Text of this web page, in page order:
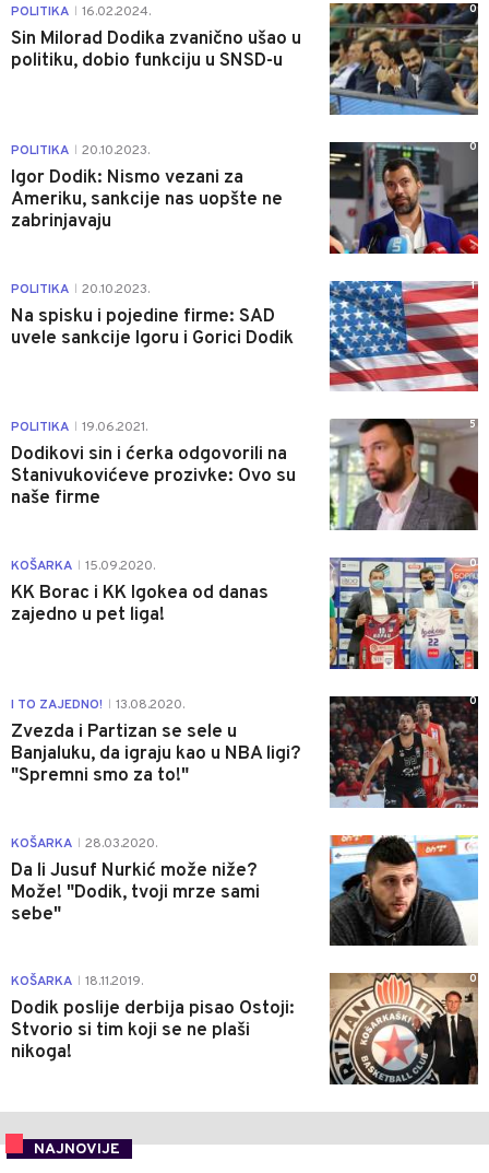
POLITIKA 16.02.2024.
Sin Milorad Dodika zvanično ušao u
politiku, dobio funkciju u SNSD-u
0
POLITIKA 20.10.2023.
Igor Dodik: Nismo vezani za
Ameriku, sankcije nas uopšte ne
zabrinjavaju
0
POLITIKA 20.10.2023.
Na spisku i pojedine firme: SAD
uvele sankcije Igoru i Gorici Dodik
1
POLITIKA 19.06.2021.
Dodikovi sin i ćerka odgovorili na
Stanivukovićeve prozivke: Ovo su
naše firme
5
KOŠARKA 15.09.2020.
KK Borac i KK Igokea od danas
zajedno u pet liga!
0
I TO ZAJEDNO! 13.08.2020.
Zvezda i Partizan se sele u
Banjaluku, da igraju kao u NBA ligi?
"Spremni smo za to!"
0
KOŠARKA 28.03.2020.
Da li Jusuf Nurkić može niže?
Može! "Dodik, tvoji mrze sami
sebe"
6
KOŠARKA 18.11.2019.
Dodik poslije derbija pisao Ostoji:
Stvorio si tim koji se ne plaši
nikoga!
0
NAJNOVIJE